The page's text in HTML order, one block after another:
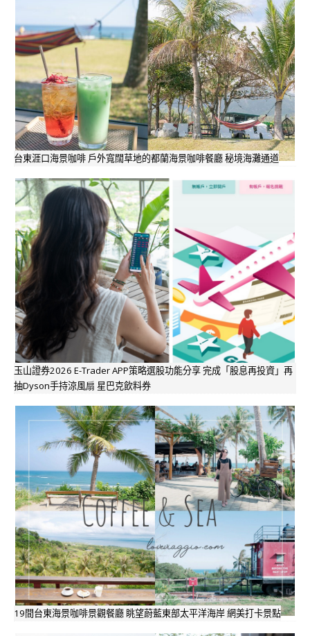
台東涯口海景咖啡 戶外寬闊草地的都蘭海景咖啡餐廳 秘境海灘通道
玉山證券2026 E-Trader APP策略選股功能分享 完成「股息再投資」再
抽Dyson手持涼風扇 星巴克飲料券
19間台東海景咖啡景觀餐廳 眺望蔚藍東部太平洋海岸 網美打卡景點